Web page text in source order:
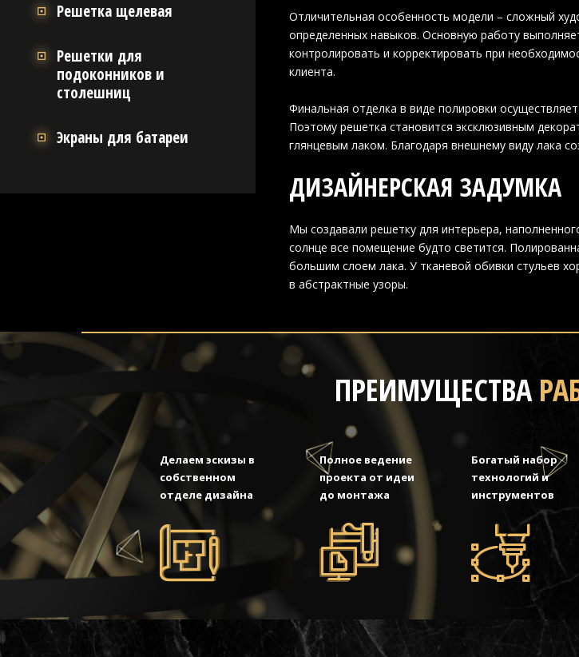
Отличительная особенность модели – сложный
определенных навыков. Основную работу
контролировать и корректировать при
клиента.
Финальная отделка в виде полировки
Поэтому решетка становится эксклюзивным
глянцевым лаком. Благодаря внешнему виду лака
ДИЗАЙНЕРСКАЯ ЗАДУМКА
Мы создавали решетку для интерьера,
солнце все помещение будто светится.
большим слоем лака. У тканевой обивки стульев
в абстрактные узоры.
Решетка щелевая
Решетки для
подоконников и
столешниц
Экраны для батареи
ПРЕИМУЩЕСТВА
Делаем эскизы в
собственном
отделе дизайна
Полное ведение
проекта от идеи
до монтажа
Богатый набор
технологий и
инструментов